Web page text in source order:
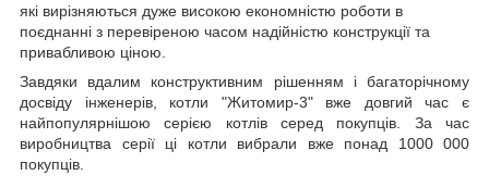
які вирізняються дуже високою економністю роботи в
поєднанні з перевіреною часом надійністю конструкції та
привабливою ціною.
Завдяки вдалим конструктивним рішенням і багаторічному
досвіду інженерів, котли "Житомир-3" вже довгий час є
найпопулярнішою серією котлів серед покупців. За час
виробництва серії ці котли вибрали вже понад 1000 000
покупців.